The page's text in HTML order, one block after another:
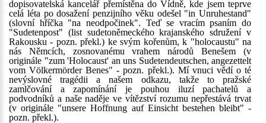
dopisovatelská kancelář přemístěna do Vídně, kde jsem teprve
celá léta po dosažení penzijního věku odešel "in Unruhestand"
(slovní hříčka "na neodpočinek". Teď se vracím psaním do
"Sudetenpost" (list sudetoněmeckého krajanského sdružení v
Rakousku - pozn. překl.) ke svým kořenům, k "holocaustu" na
nás Němcích, zosnovanému vrahem národů Benešem (v
originále "zum 'Holocaust' an uns Sudetendeutschen, angezettelt
vom Völkermörder Benes" - pozn. překl.). Mí vnuci vědí o té
nevýslovné tragédii a našem odkazu, takže to pražské
zamlčování a zapomínání je pouhou iluzí pachatelů a
podvodníků a naše naděje ve vítězství rozumu nepřestává trvat
(v originále "unsere Hoffnung auf Einsicht bestehen bleibt" -
pozn. překl.).